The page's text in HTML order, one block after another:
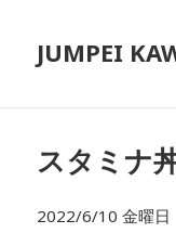
JUMPEI
スタミナ
2022/6/10 金曜日